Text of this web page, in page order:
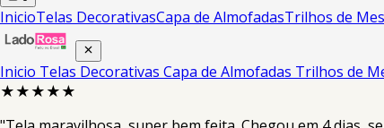
InicioTelas DecorativasCapa de AlmofadasTrilhos de
Inicio Telas Decorativas Capa de Almofadas Trilhos de
★★★★★